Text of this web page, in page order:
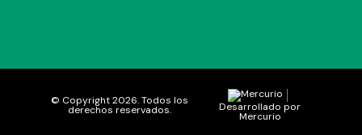
© Copyright 2026. Todos los
derechos reservados. Desarrollado por
Mercurio